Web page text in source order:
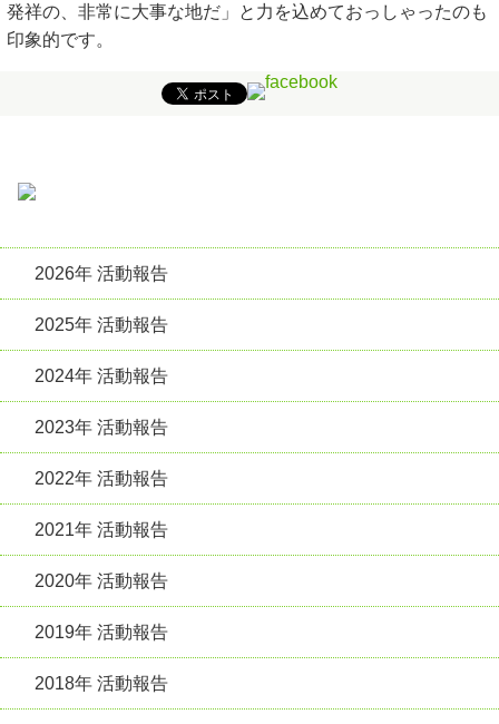
発祥の、非常に大事な地だ」と力を込めておっしゃったのも
印象的です。
2026年 活動報告
2025年 活動報告
2024年 活動報告
2023年 活動報告
2022年 活動報告
2021年 活動報告
2020年 活動報告
2019年 活動報告
2018年 活動報告